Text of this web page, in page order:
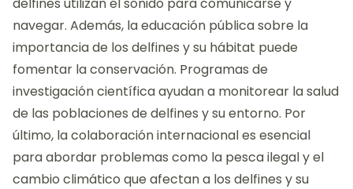
delfines utilizan el sonido para comunicarse y
navegar. Además, la educación pública sobre la
importancia de los delfines y su hábitat puede
fomentar la conservación. Programas de
investigación científica ayudan a monitorear la salud
de las poblaciones de delfines y su entorno. Por
último, la colaboración internacional es esencial
para abordar problemas como la pesca ilegal y el
cambio climático que afectan a los delfines y su